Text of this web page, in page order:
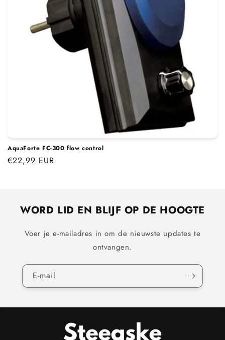
e
:
AquaForte FC-300 flow control
Normale
€22,99 EUR
WORD LID EN BLIJF OP DE HOOGTE
Voer je e-mailadres in om de nieuwste updates te
ontvangen.
E‑mail